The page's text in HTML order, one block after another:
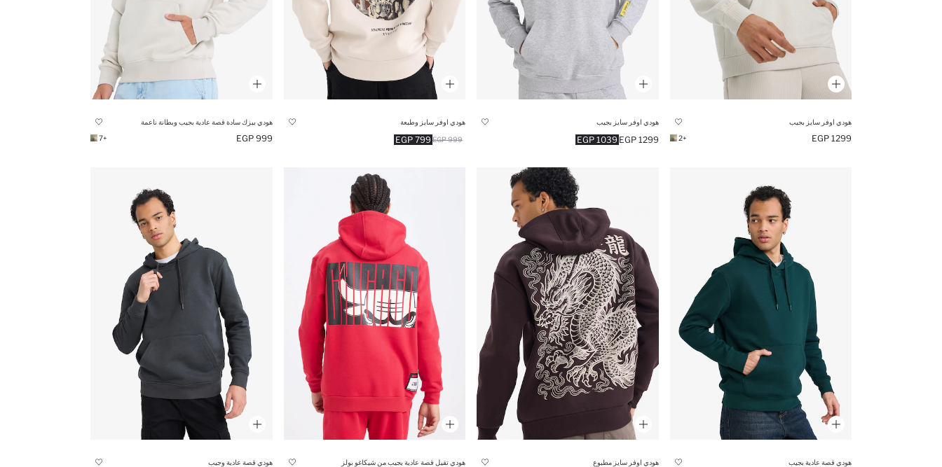
هودي اوفر سايز بجيب
1299 EGP
+2
هودي اوفر سايز بجيب
1039 EGP 1299 EGP
هودي اوفر سايز وطبعة
799 EGP 999 EGP
هودي بيزك سادة قصة عادية بجيب وبطانة ناعمة
999 EGP
+7
هودي قصة عادية بجيب هودي اوفر سايز مطبوع هودي تقيل قصة عادية بجيب من شيكاغو بولز هودي قصة عادية وجيب